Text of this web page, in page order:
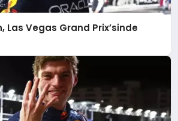
Las Vegas Grand Prix’sinde